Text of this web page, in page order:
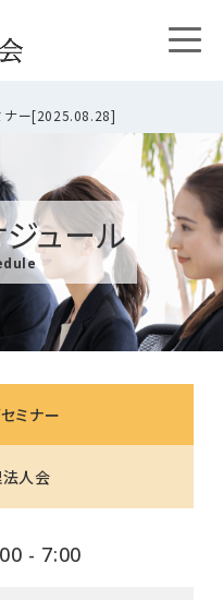
ナー[2025.08.28]
ュール
ミナー
人会
- 7:00